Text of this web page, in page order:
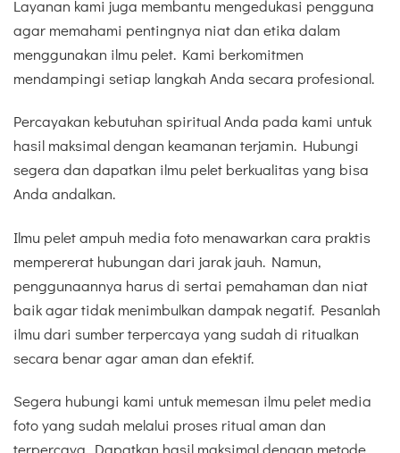
Layanan kami juga membantu mengedukasi pengguna
agar memahami pentingnya niat dan etika dalam
menggunakan ilmu pelet. Kami berkomitmen
mendampingi setiap langkah Anda secara profesional.
Percayakan kebutuhan spiritual Anda pada kami untuk
hasil maksimal dengan keamanan terjamin. Hubungi
segera dan dapatkan ilmu pelet berkualitas yang bisa
Anda andalkan.
Ilmu pelet ampuh media foto menawarkan cara praktis
mempererat hubungan dari jarak jauh. Namun,
penggunaannya harus di sertai pemahaman dan niat
baik agar tidak menimbulkan dampak negatif. Pesanlah
ilmu dari sumber terpercaya yang sudah di ritualkan
secara benar agar aman dan efektif.
Segera hubungi kami untuk memesan ilmu pelet media
foto yang sudah melalui proses ritual aman dan
terpercaya. Dapatkan hasil maksimal dengan metode